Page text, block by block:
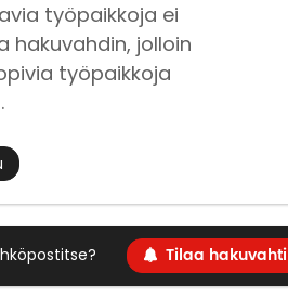
työpaikkoja ei
hakuvahdin, jolloin
työpaikkoja
Tilaa hakuvahti